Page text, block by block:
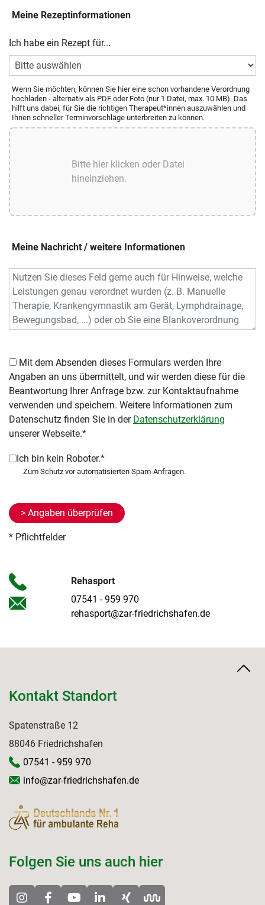
Meine Rezeptinformationen
Ich habe ein Rezept für...
Wenn Sie möchten, können Sie hier eine schon vorhandene Verordnung
hochladen - alternativ als PDF oder Foto (nur 1 Datei, max. 10 MB). Das
hilft uns dabei, für Sie die richtigen Therapeut*innen auszuwählen und
Ihnen schneller Terminvorschläge unterbreiten zu können.
Meine Nachricht / weitere Informationen
Angaben an uns übermittelt, und wir werden diese für die
Beantwortung Ihrer Anfrage bzw. zur Kontaktaufnahme
verwenden und speichern. Weitere Informationen zum
Datenschutz finden Sie in der Datenschutzerklärung
unserer Webseite.*
Ich bin kein Roboter.*
* Pflichtfelder
Rehasport
07541 - 959 970
rehasport@zar-friedrichshafen.de
Kontakt Standort
Spatenstraße 12
88046 Friedrichshafen
07541 - 959 970
info@zar-friedrichshafen.de
Folgen Sie uns auch hier